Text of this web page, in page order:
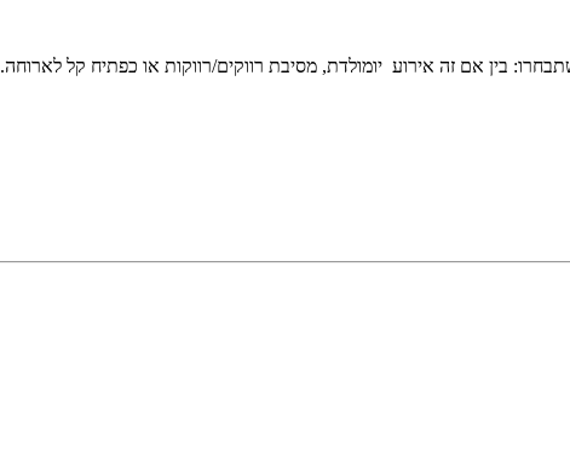
בין אם זה אירוע יומולדת, מסיבת רווקים/רווקות או כפתיח קל לארוחה.